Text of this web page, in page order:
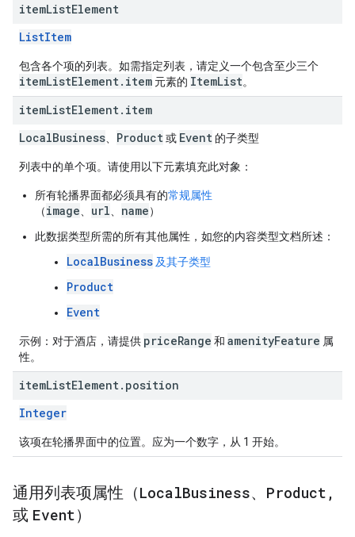
itemListElement
ListItem
包含各个项的列表。如需指定列表，请定义一个包含至少三个
itemListElement.item 元素的 ItemList。
itemListElement . item
LocalBusiness
Product 或 Event 的子类型
列表中的单个项。请使用以下元素填充此对象：
所有轮播界面都必须具有的常规属性
（image url name）
此数据类型所需的所有其他属性，如您的内容类型文档所述：
LocalBusiness 及其子类型
Product
Event
示例 ：对于酒店，请提供 priceRange 和 amenityFeature 属
性。
itemListElement . position
Integer
该项在轮播界面中的位置。应为一个数字，从 1 开始。
通用列表项属性（LocalBusiness、 Product ,
或 Event）